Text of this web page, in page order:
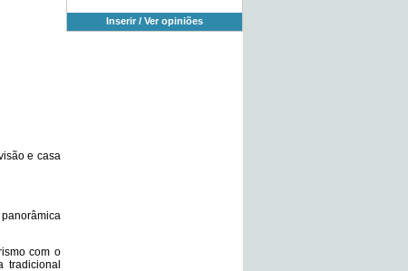
e casa
com o
tradicional
Inserir / Ver opiniões